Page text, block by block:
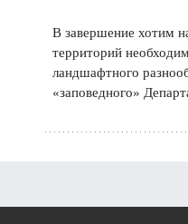
В завершение хотим
территорий
ландшафтного
«заповедного»